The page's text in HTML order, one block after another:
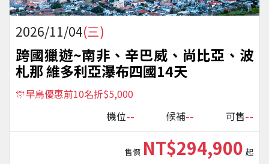
2026/11/04(三)
跨國獵遊~南非、辛巴威、尚比亞、波
札那 維多利亞瀑布四國14天
🎊早鳥優惠前10名折$5,000
機位-- 候補-- 可售--
售價 NT$294,900 起